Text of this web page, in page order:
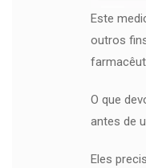
Este
outros
O que
antes de
Eles